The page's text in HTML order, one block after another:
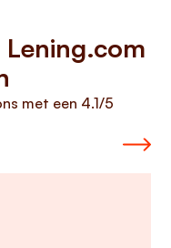
met een 4.1/5